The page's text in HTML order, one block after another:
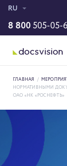
RU
8 800 505-05-
ГЛАВНАЯ /
НОРМАТИВНЫМИ
ОАО «НК «РОСНЕФТЬ»